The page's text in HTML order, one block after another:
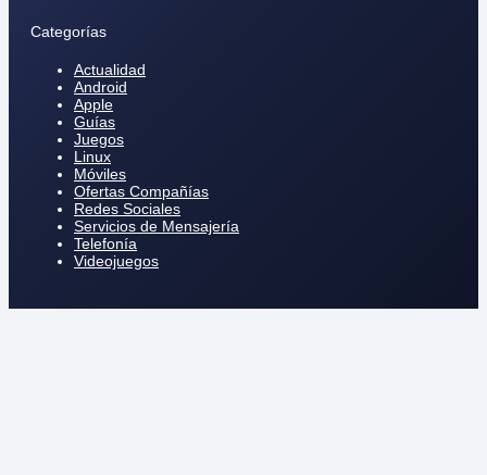
Categorías
Actualidad
Android
Apple
Guías
Juegos
Linux
Móviles
Ofertas Compañías
Redes Sociales
Servicios de Mensajería
Telefonía
Videojuegos